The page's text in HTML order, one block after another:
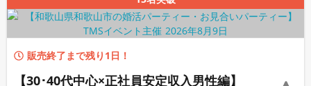
販売終了まで残り1日！
【30･40代中心×正社員安定収入男性編】